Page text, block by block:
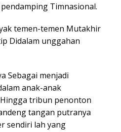
Timnasional.
temen-temen Mutakhir
Didalam unggahan
Sebagai menjadi
anak-anak
tribun penonton
tangan putranya
sendiri lah yang